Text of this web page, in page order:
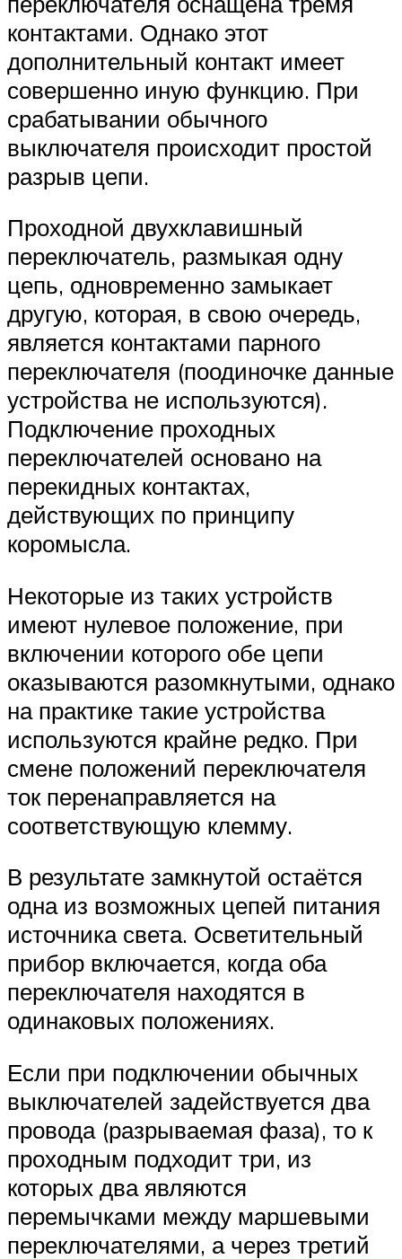
контактами. Однако этот
дополнительный контакт имеет
совершенно иную функцию. При
срабатывании обычного
выключателя происходит простой
разрыв цепи.
Проходной двухклавишный
переключатель, размыкая одну
цепь, одновременно замыкает
другую, которая, в свою очередь,
является контактами парного
переключателя (поодиночке данные
устройства не используются).
Подключение проходных
переключателей основано на
перекидных контактах,
действующих по принципу
коромысла.
Некоторые из таких устройств
имеют нулевое положение, при
включении которого обе цепи
оказываются разомкнутыми, однако
на практике такие устройства
используются крайне редко. При
смене положений переключателя
ток перенаправляется на
соответствующую клемму.
В результате замкнутой остаётся
одна из возможных цепей питания
источника света. Осветительный
прибор включается, когда оба
переключателя находятся в
одинаковых положениях.
Если при подключении обычных
выключателей задействуется два
провода (разрываемая фаза), то к
проходным подходит три, из
которых два являются
перемычками между маршевыми
переключателями, а через третий